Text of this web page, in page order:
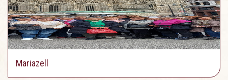
Mariazell